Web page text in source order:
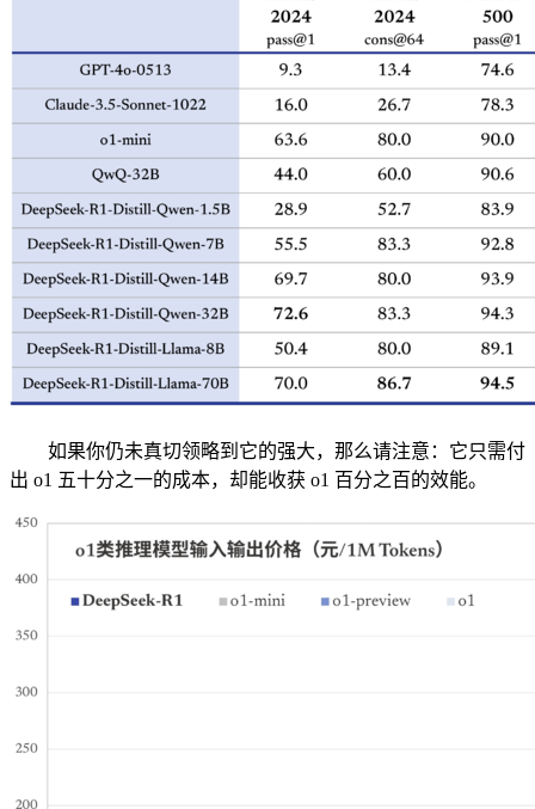
如果你仍未真切领略到它的强大，那么请注意：它只需付
出 o1 五十分之一的成本，却能收获 o1 百分之百的效能。